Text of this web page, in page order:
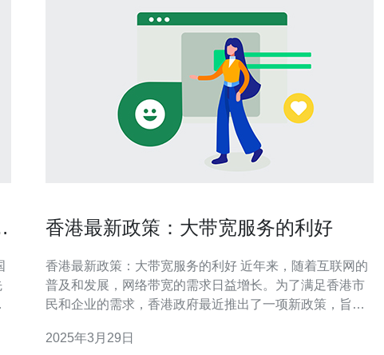
香港最新政策：大带宽服务的利好
香港最新政策：大带宽服务的利好 近年来，随着互联网的
普及和发展，网络带宽的需求日益增长。为了满足香港市
民和企业的需求，香港政府最近推出了一项新政策，旨在
的背景和优势。 作为一个国际金融中心和全球贸易枢纽，
2025年3月29日